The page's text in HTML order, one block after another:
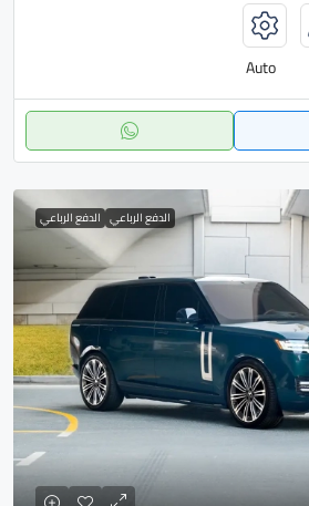
Auto
الدفع الرباعي الدفع الرباعي